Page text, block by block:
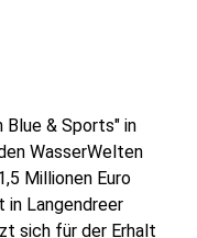
Blue & Sports" in
WasserWelten
Millionen Euro
in Langendreer
sich für der Erhalt